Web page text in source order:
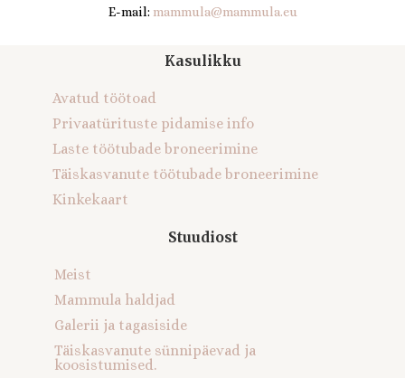
E-mail: mammula@mammula.eu
Kasulikku
Avatud töötoad
Privaatürituste pidamise info
Laste töötubade broneerimine
Täiskasvanute töötubade broneerimine
Kinkekaart
Stuudiost
Meist
Mammula haldjad
Galerii ja tagasiside
Täiskasvanute sünnipäevad ja
koosistumised.